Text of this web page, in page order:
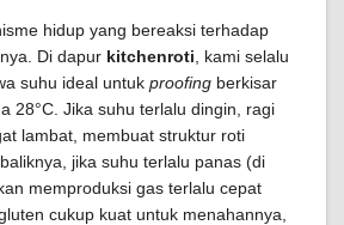
hidup yang bereaksi terhadap
Di dapur kitchenroti , kami selalu
suhu ideal untuk proofing berkisar
28°C. Jika suhu terlalu dingin, ragi
lambat, membuat struktur roti
jika suhu terlalu panas (di
memproduksi gas terlalu cepat
cukup kuat untuk menahannya,